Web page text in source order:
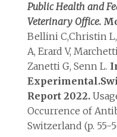
Public Health and
Veterinary Office.
Bellini C,Christin L,
A, Erard V,
Zanetti G, Senn L.
Experimental.
Report 2022.
Occurrence of
Switzerland (p. 55-